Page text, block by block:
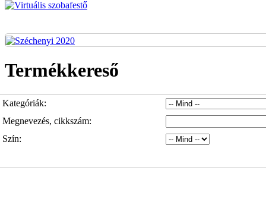
Termékkereső
Kategóriák:
Megnevezés, cikkszám:
Szín: